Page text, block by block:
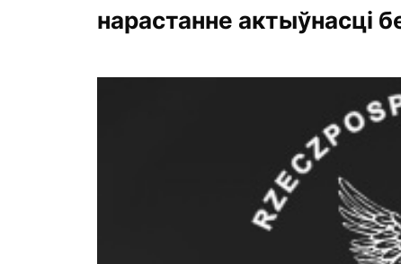
нарастанне актыўнасці